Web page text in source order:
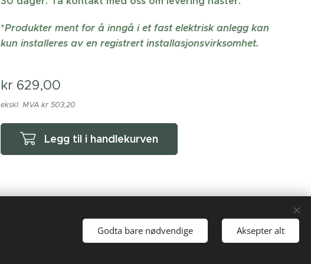
*Produkter ment for å inngå i et fast elektrisk anlegg kan
kun installeres av en registrert installasjonsvirksomhet.
kr 629,00
ekskl. MVA kr 503,20
Legg til i handlekurven
Informasjonskapsler
Godta bare nødvendige Aksepter alt